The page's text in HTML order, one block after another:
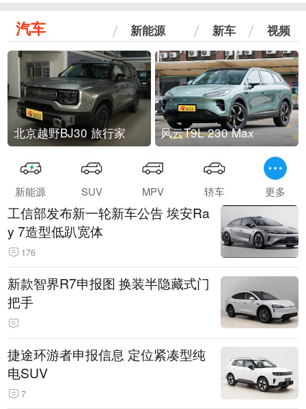
汽车 新能源 新车 视频
北京越野BJ30 旅行家 风云T9L 230 Max
新能源 SUV MPV 轿车 更多
工信部发布新一轮新车公告 埃安Ra
y 7造型低趴宽体
176
新款智界R7申报图 换装半隐藏式门
把手
捷途环游者申报信息 定位紧凑型纯
电SUV
7